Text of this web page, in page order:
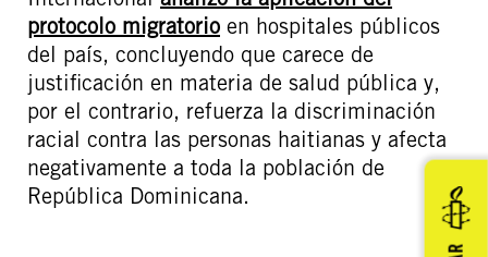
protocolo migratorio en hospitales públicos
del país, concluyendo que carece de
justificación en materia de salud pública y,
por el contrario, refuerza la discriminación
racial contra las personas haitianas y afecta
negativamente a toda la población de
República Dominicana.